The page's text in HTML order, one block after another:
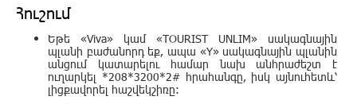
Հուշում
Եթե «Viva» կամ «TOURIST UNLIM» սակագնային
պլանի բաժանորդ եք, ապա «Y» սակագնային պլանին
անցում կատարելու համար նախ անհրաժեշտ է
ուղարկել *208*3200*2# հրահանգը, իսկ այնուհետև՝
լիցքավորել հաշվեկշիռը: